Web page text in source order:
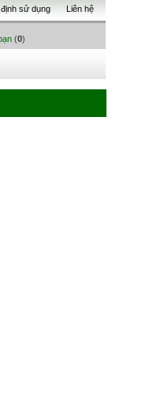
sử dụng Liên hệ
(0)